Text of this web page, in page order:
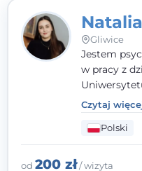
Gliwice
Jestem
w pracy z
Prowadzę
nastawioną
rodziny.
stworzenie
którym
Czytaj
Polski
od 200 zł/ wizyta